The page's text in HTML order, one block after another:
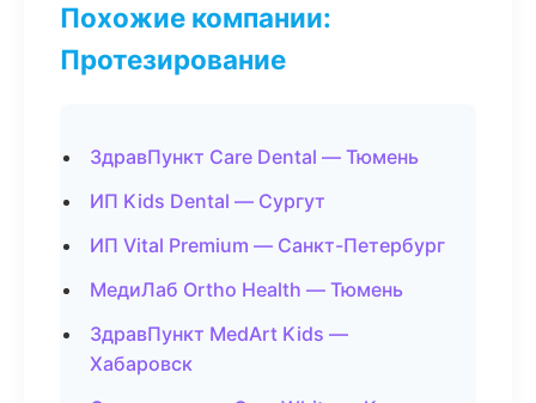
Похожие компании:
Протезирование
ЗдравПункт Care Dental — Тюмень
ИП Kids Dental — Сургут
ИП Vital Premium — Санкт-Петербург
МедиЛаб Ortho Health — Тюмень
ЗдравПункт MedArt Kids —
Хабаровск